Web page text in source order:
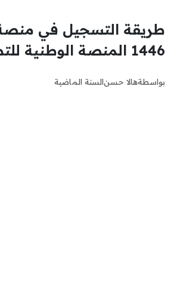
طريقة التسجيل في
1446 المنصة الوطنية للتطوع
بواسطةهالا حسنالسنة الماضية